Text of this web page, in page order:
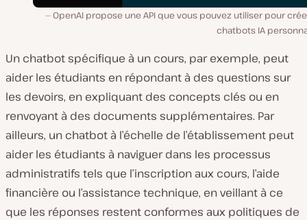
OpenAI propose une API que vous pouvez utiliser pour
chatbots IA
Un chatbot spécifique à un cours, par exemple, peut
aider les étudiants en répondant à des questions sur
les devoirs, en expliquant des concepts clés ou en
renvoyant à des documents supplémentaires. Par
ailleurs, un chatbot à l’échelle de l’établissement peut
aider les étudiants à naviguer dans les processus
administratifs tels que l’inscription aux cours, l’aide
financière ou l’assistance technique, en veillant à ce
que les réponses restent conformes aux politiques de